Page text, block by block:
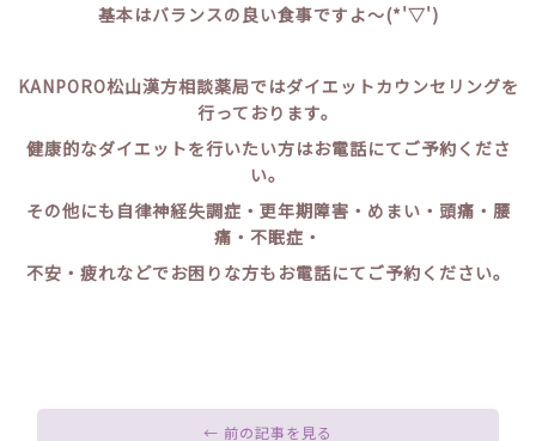
基本はバランスの良い食事ですよ～(*'▽')
KANPORO松山漢方相談薬局ではダイエットカウンセリングを
行っております。
健康的なダイエットを行いたい方はお電話にてご予約くださ
い。
その他にも自律神経失調症・更年期障害・めまい・頭痛・腰
痛・不眠症・
不安・疲れなどでお困りな方もお電話にてご予約ください。